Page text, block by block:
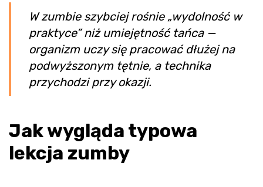
W zumbie szybciej rośnie „wydolność w
praktyce” niż umiejętność tańca —
organizm uczy się pracować dłużej na
podwyższonym tętnie, a technika
przychodzi przy okazji.
Jak wygląda typowa
lekcja zumby